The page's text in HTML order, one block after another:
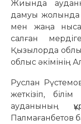
Жиында
дамуы жолында
мен жаңа
салған
Қызылорда
облыс әкімінің
Руслан
жеткізіп,
ауданының
Палмағанбетов